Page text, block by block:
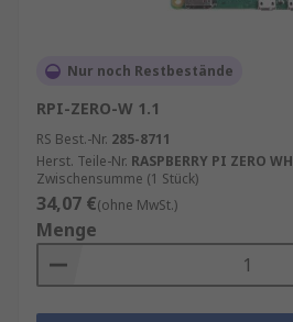
Nur noch Restbestände
RPI-ZERO-W 1.1
RS Best.-Nr. 285-8711
Herst. Teile-Nr. RASPBERRY PI ZERO WH
Zwischensumme (1 Stück)
34,07 €(ohne MwSt.)
Menge